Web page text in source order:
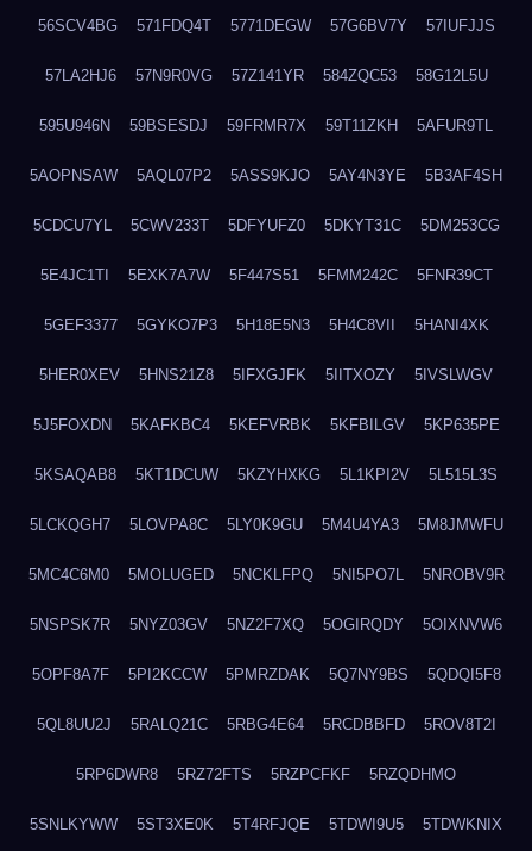
56SCV4BG 571FDQ4T 5771DEGW 57G6BV7Y 57IUFJJS
57LA2HJ6 57N9R0VG 57Z141YR 584ZQC53 58G12L5U
595U946N 59BSESDJ 59FRMR7X 59T11ZKH 5AFUR9TL
5AOPNSAW 5AQL07P2 5ASS9KJO 5AY4N3YE 5B3AF4SH
5CDCU7YL 5CWV233T 5DFYUFZ0 5DKYT31C 5DM253CG
5E4JC1TI 5EXK7A7W 5F447S51 5FMM242C 5FNR39CT
5GEF3377 5GYKO7P3 5H18E5N3 5H4C8VII 5HANI4XK
5HER0XEV 5HNS21Z8 5IFXGJFK 5IITXOZY 5IVSLWGV
5J5FOXDN 5KAFKBC4 5KEFVRBK 5KFBILGV 5KP635PE
5KSAQAB8 5KT1DCUW 5KZYHXKG 5L1KPI2V 5L515L3S
5LCKQGH7 5LOVPA8C 5LY0K9GU 5M4U4YA3 5M8JMWFU
5MC4C6M0 5MOLUGED 5NCKLFPQ 5NI5PO7L 5NROBV9R
5NSPSK7R 5NYZ03GV 5NZ2F7XQ 5OGIRQDY 5OIXNVW6
5OPF8A7F 5PI2KCCW 5PMRZDAK 5Q7NY9BS 5QDQI5F8
5QL8UU2J 5RALQ21C 5RBG4E64 5RCDBBFD 5ROV8T2I
5RP6DWR8 5RZ72FTS 5RZPCFKF 5RZQDHMO
5SNLKYWW 5ST3XE0K 5T4RFJQE 5TDWI9U5 5TDWKNIX